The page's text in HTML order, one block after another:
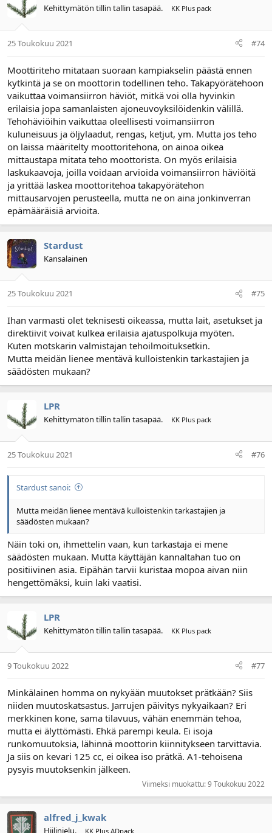
Kehittymätön tillin tallin tasapää. KK Plus pack
25 Toukokuu 2021 #74
Moottiriteho mitataan suoraan kampiakselin päästä ennen
kytkintä ja se on moottorin todellinen teho. Takapyörätehoon
vaikuttaa voimansiirron häviöt, mitkä voi olla hyvinkin
erilaisia jopa samanlaisten ajoneuvoyksilöidenkin välillä.
Tehohäviöihin vaikuttaa oleellisesti voimansiirron
kuluneisuus ja öljylaadut, rengas, ketjut, ym. Mutta jos teho
on laissa määritelty moottoritehona, on ainoa oikea
mittaustapa mitata teho moottorista. On myös erilaisia
laskukaavoja, joilla voidaan arvioida voimansiirron häviöitä
ja yrittää laskea moottoritehoa takapyörätehon
mittausarvojen perusteella, mutta ne on aina jonkinverran
epämääräisiä arvioita.
Stardust
Kansalainen
25 Toukokuu 2021 #75
Ihan varmasti olet teknisesti oikeassa, mutta lait, asetukset ja
direktiivit voivat kulkea erilaisia ajatuspolkuja myöten.
Kuten motskarin valmistajan tehoilmoituksetkin.
Mutta meidän lienee mentävä kulloistenkin tarkastajien ja
säädösten mukaan?
LPR
Kehittymätön tillin tallin tasapää. KK Plus pack
25 Toukokuu 2021 #76
Stardust sanoi:
Mutta meidän lienee mentävä kulloistenkin tarkastajien ja
säädösten mukaan?
Näin toki on, ihmettelin vaan, kun tarkastaja ei mene
säädösten mukaan. Mutta käyttäjän kannaltahan tuo on
positiivinen asia. Eipähän tarvii kuristaa mopoa aivan niin
hengettömäksi, kuin laki vaatisi.
LPR
Kehittymätön tillin tallin tasapää. KK Plus pack
9 Toukokuu 2022 #77
Minkälainen homma on nykyään muutokset prätkään? Siis
niiden muutoskatsastus. Jarrujen päivitys nykyaikaan? Eri
merkkinen kone, sama tilavuus, vähän enemmän tehoa,
mutta ei älyttömästi. Ehkä parempi keula. Ei isoja
runkomuutoksia, lähinnä moottorin kiinnitykseen tarvittavia.
Ja siis on kevari 125 cc, ei oikea iso prätkä. A1-tehoisena
pysyis muutoksenkin jälkeen.
Viimeksi muokattu:9 Toukokuu 2022
alfred_j_kwak
Hiilinielu. KK Plus ADpack